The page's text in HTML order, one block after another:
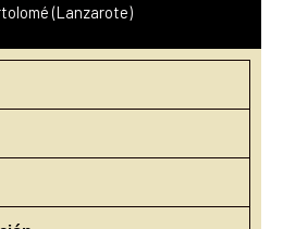
(Lanzarote)